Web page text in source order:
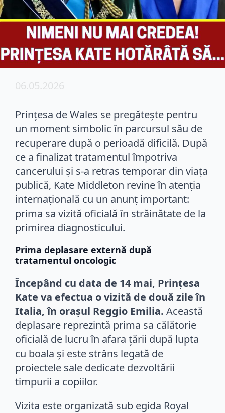
06.05.2026
Prințesa de Wales se pregătește pentru
un moment simbolic în parcursul său de
recuperare după o perioadă dificilă. După
ce a finalizat tratamentul împotriva
cancerului și s-a retras temporar din viața
publică, Kate Middleton revine în atenția
internațională cu un anunț important:
prima sa vizită oficială în străinătate de la
primirea diagnosticului.
Prima deplasare externă după
tratamentul oncologic
Începând cu data de 14 mai, Prințesa
Kate va efectua o vizită de două zile în
Italia, în orașul Reggio Emilia. Această
deplasare reprezintă prima sa călătorie
oficială de lucru în afara țării după lupta
cu boala și este strâns legată de
proiectele sale dedicate dezvoltării
timpurii a copiilor.
Vizita este organizată sub egida Royal